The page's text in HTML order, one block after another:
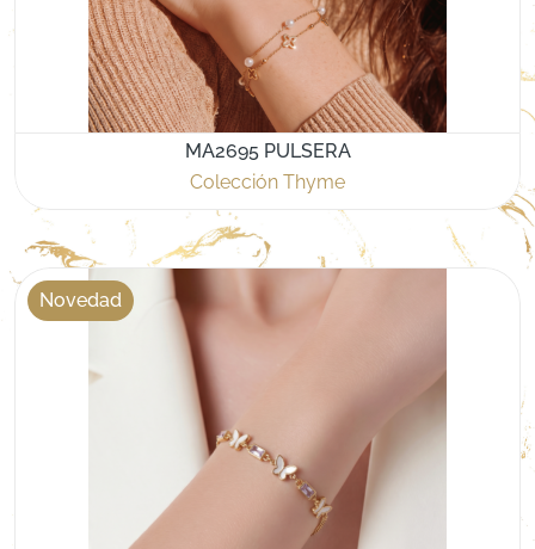
MA2695 PULSERA
Colección Thyme
Novedad